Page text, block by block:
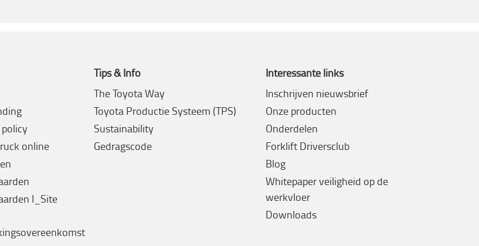
online
I_Site
Tips & Info
The Toyota Way
Toyota Productie Systeem (TPS)
Sustainability
Gedragscode
Interessante links
Inschrijven nieuwsbrief
Onze producten
Onderdelen
Forklift Driversclub
Blog
Whitepaper veiligheid op de
werkvloer
Downloads